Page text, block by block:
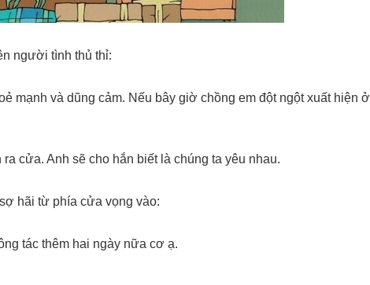
người tình thủ thỉ:
mạnh và dũng cảm. Nếu bây giờ chồng em đột ngột xuất hiện ở
cửa. Anh sẽ cho hắn biết là chúng ta yêu nhau.
hãi từ phía cửa vọng vào:
tác thêm hai ngày nữa cơ ạ.